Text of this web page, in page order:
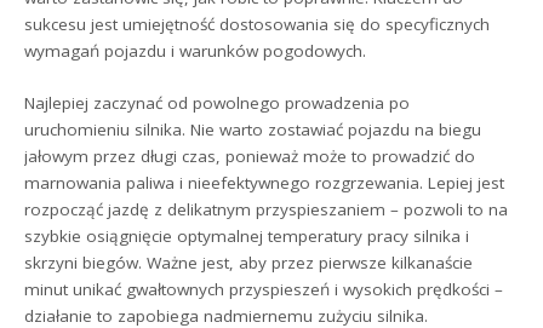
sukcesu jest umiejętność dostosowania się do specyficznych
wymagań pojazdu i warunków pogodowych.
Najlepiej zaczynać od powolnego prowadzenia po
uruchomieniu silnika. Nie warto zostawiać pojazdu na biegu
jałowym przez długi czas, ponieważ może to prowadzić do
marnowania paliwa i nieefektywnego rozgrzewania. Lepiej jest
rozpocząć jazdę z delikatnym przyspieszaniem – pozwoli to na
szybkie osiągnięcie optymalnej temperatury pracy silnika i
skrzyni biegów. Ważne jest, aby przez pierwsze kilkanaście
minut unikać gwałtownych przyspieszeń i wysokich prędkości –
działanie to zapobiega nadmiernemu zużyciu silnika.